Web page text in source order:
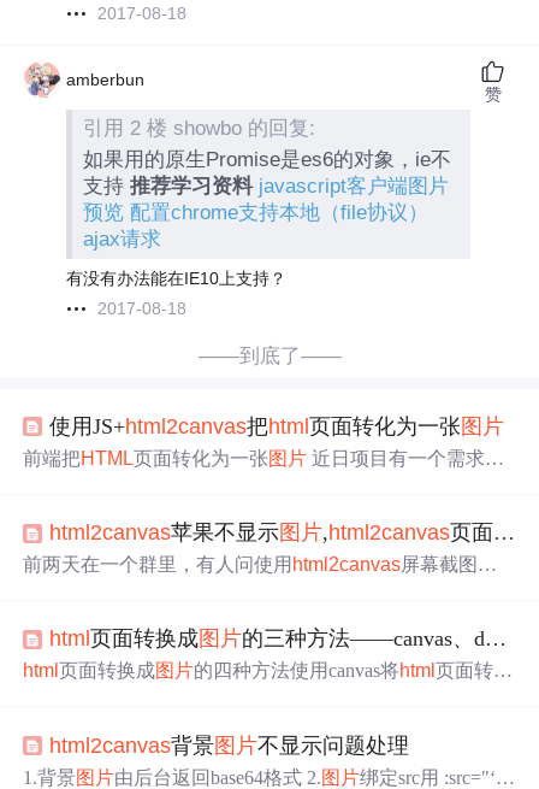
2017-08-18
amberbun
引用 2 楼 showbo 的回复:
如果用的原生Promise是es6的对象，ie不
支持推荐学习资料 javascript客户端图片
预览 配置chrome支持本地（file协议）
ajax请求
有没有办法能在IE10上支持？
2017-08-18
赞
——到底了——
使用JS+html2canvas把html页面转化为一张图片
前端把HTML页面转化为一张图片 近日项目有一个需求：
该元素的宽高； 2.获取目标元素的宽高； 3.获取画布环
境，进行适当的缩放（为了图片的清晰度） 4.使用html
html 2canvas苹果不显示图片,html 2canvas页面截图
前两天在一个群里，有人问使用 html 2canvas屏幕截图的
下。在github上将html2canvas源码下载到本地，examples
文件夹里有三个示例demo，这三个demo都是纯文字不包含
来...
html页面转换成图片的三种方法——canvas、dom-to-image、
html页面转换成图片的四种方法使用canvas将html页面转成
就不在描述了，直接上代码了。 canvas 绘制的
因： canvas 绘图时，会从两个物理像素的中间位置开始绘
html2canvas背景图片不显示问题处理
1.背景图片由后台返回base64格式 2.图片绑定src用 :src="‘da